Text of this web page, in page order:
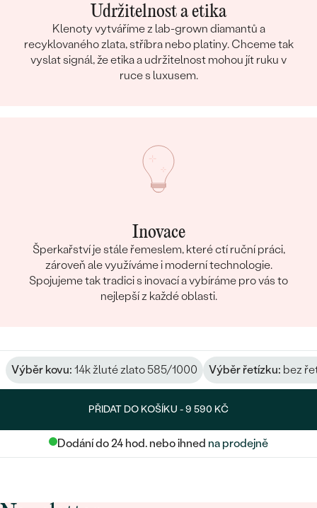
Udržitelnost a etika
Klenoty vytváříme z lab-grown diamantů a
recyklovaného zlata, stříbra nebo platiny. Chceme tak
vyslat signál, že etika a udržitelnost mohou jít ruku v
ruce s luxusem.
Inovace
Šperkařství je stále řemeslem, které ctí ruční práci,
zároveň ale využíváme i moderní technologie.
Spojujeme tak tradici s inovací a vybíráme pro vás to
nejlepší z každé oblasti.
Výběr kovu: 14k žluté zlato 585/1000 Výběr řetízku: bez
PŘIDAT DO KOŠÍKU -9 590 KČ
Dodání do 24 hod. nebo ihned na prodejně